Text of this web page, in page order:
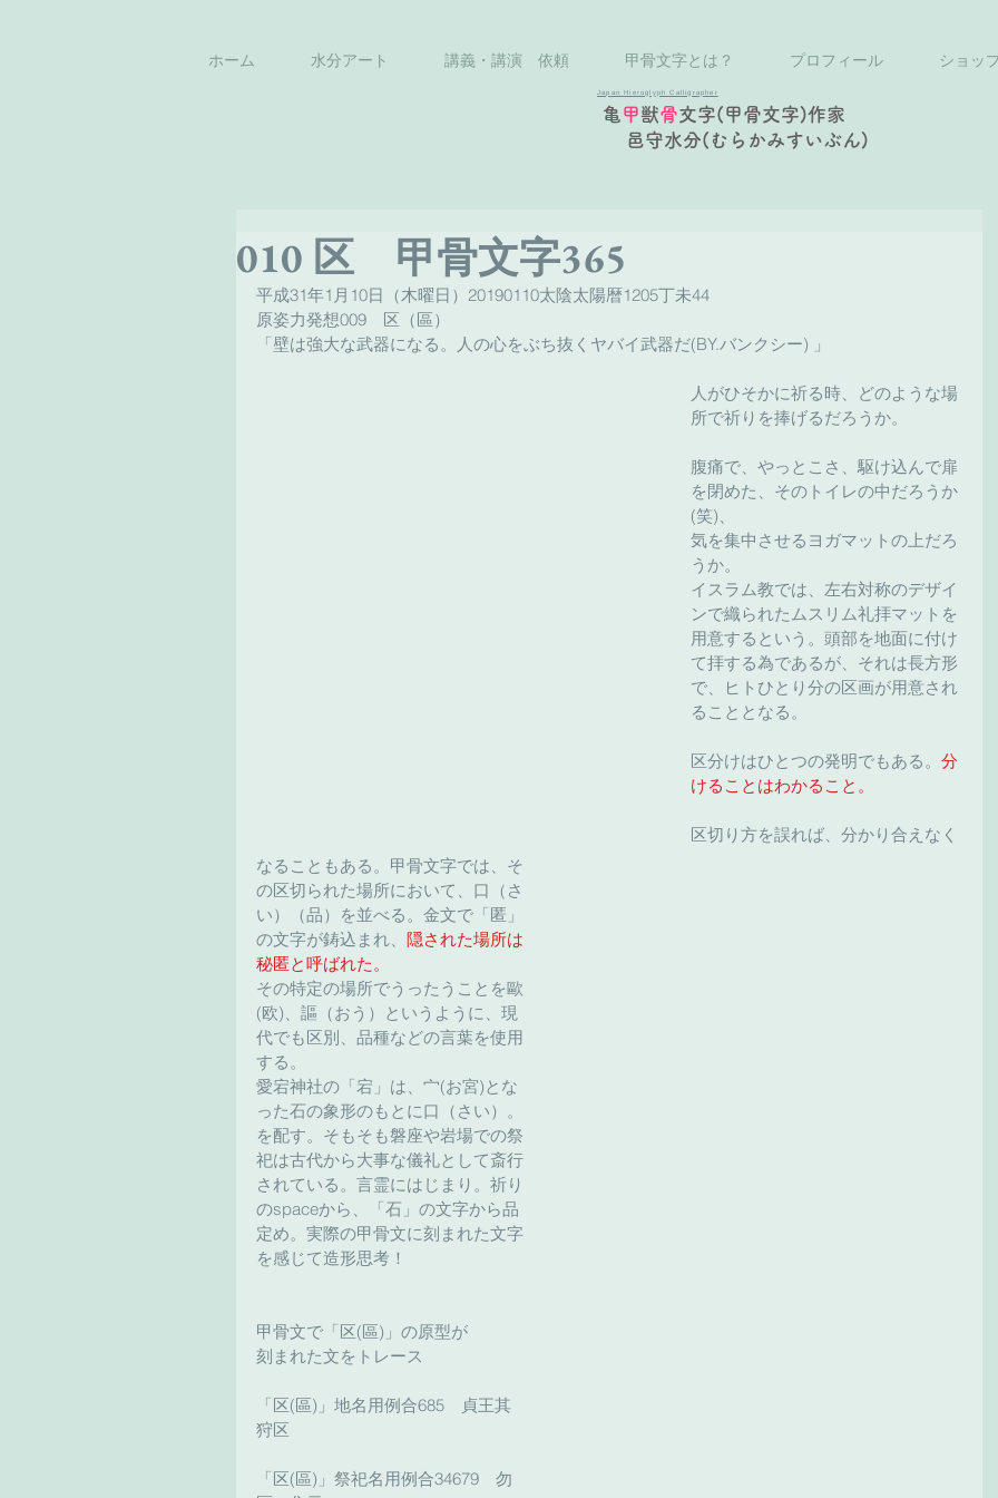
ホーム 水分アート 講義・講演 依頼 甲骨文字とは？ プロフィール ショッ
Japan Hieroglyph Calligrapher
亀 甲獣骨文字(甲骨文字)作家
邑守水分(むらかみすいぶん)
010 区 甲骨文字365
平成31年1月10日（木曜日）20190110太陰太陽暦1205丁未44
原姿力発想009　区（區）
「壁は強大な武器になる。人の心をぶち抜くヤバイ武器だ(BY.バンクシー) 」
人がひそかに祈る時、どのような場
所で祈りを捧げるだろうか。
腹痛で、やっとこさ、駆け込んで扉
を閉めた、そのトイレの中だろうか
(笑)、
気を集中させるヨガマットの上だろ
うか。
イスラム教では、左右対称のデザイ
ンで織られたムスリム礼拝マットを
用意するという。頭部を地面に付け
て拝する為であるが、それは長方形
で、ヒトひとり分の区画が用意され
ることとなる。
区分けはひとつの発明でもある。 分
けることはわかること。
区切り方を誤れば、分かり合えなく
なることもある。甲骨文字では、そ
の区切られた場所において、口（さ
い）（品）を並べる。金文で「匿」
の文字が鋳込まれ、 隠された場所は
秘匿と呼ばれた。
その特定の場所でうったうことを歐
(欧)、謳（おう）というように、現
代でも区別、品種などの言葉を使用
する。
愛宕神社の「宕」は、宀(お宮)とな
った石の象形のもとに口（さい）。
を配す。そもそも磐座や岩場での祭
祀は古代から大事な儀礼として斎行
されている。言霊にはじまり。祈り
のspaceから、「石」の文字から品
定め。実際の甲骨文に刻まれた文字
を感じて造形思考！
甲骨文で「区(區)」の原型が
刻まれた文をトレース
「区(區)」地名用例合685　貞王其
狩区
「区(區)」祭祀名用例合34679　勿